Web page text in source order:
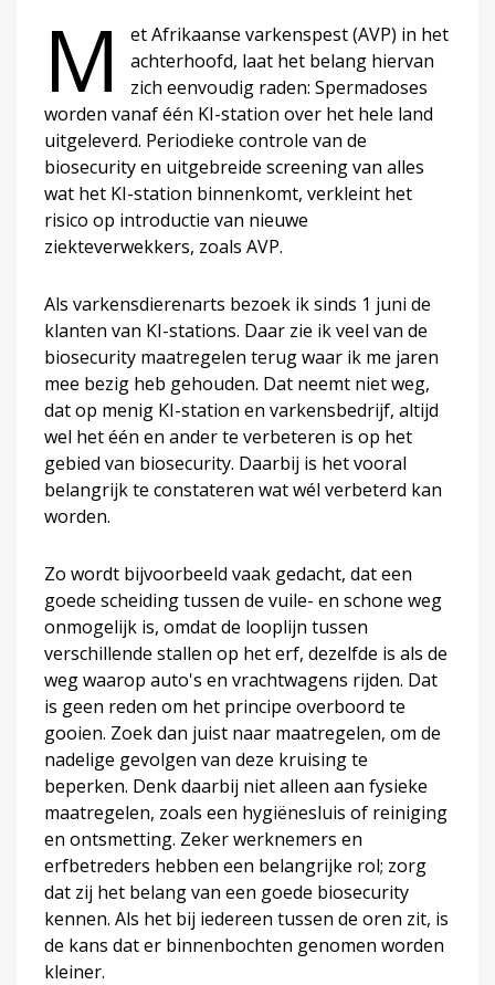
M
et Afrikaanse varkenspest (AVP) in het
achterhoofd, laat het belang hiervan
zich eenvoudig raden: Spermadoses
worden vanaf één KI-station over het hele land
uitgeleverd. Periodieke controle van de
biosecurity en uitgebreide screening van alles
wat het KI-station binnenkomt, verkleint het
risico op introductie van nieuwe
ziekteverwekkers, zoals AVP.
Als varkensdierenarts bezoek ik sinds 1 juni de
klanten van KI-stations. Daar zie ik veel van de
biosecurity maatregelen terug waar ik me jaren
mee bezig heb gehouden. Dat neemt niet weg,
dat op menig KI-station en varkensbedrijf, altijd
wel het één en ander te verbeteren is op het
gebied van biosecurity. Daarbij is het vooral
belangrijk te constateren wat wél verbeterd kan
worden.
Zo wordt bijvoorbeeld vaak gedacht, dat een
goede scheiding tussen de vuile- en schone weg
onmogelijk is, omdat de looplijn tussen
verschillende stallen op het erf, dezelfde is als de
weg waarop auto's en vrachtwagens rijden. Dat
is geen reden om het principe overboord te
gooien. Zoek dan juist naar maatregelen, om de
nadelige gevolgen van deze kruising te
beperken. Denk daarbij niet alleen aan fysieke
maatregelen, zoals een hygiënesluis of reiniging
en ontsmetting. Zeker werknemers en
erfbetreders hebben een belangrijke rol; zorg
dat zij het belang van een goede biosecurity
kennen. Als het bij iedereen tussen de oren zit, is
de kans dat er binnenbochten genomen worden
kleiner.